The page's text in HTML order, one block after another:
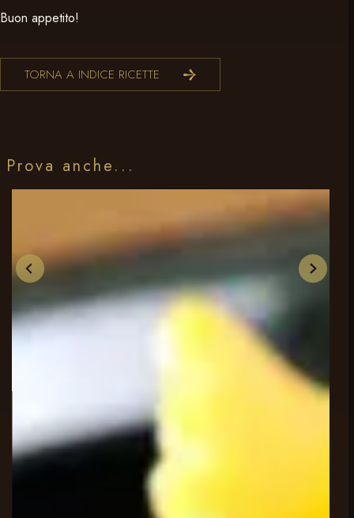
Buon appetito!
TORNA A INDICE RICETTE
Prova anche...